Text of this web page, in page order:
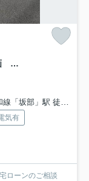
知多郡阿久比町大字宮津字小廻間 全3区画 E-8区画
「坂部」駅 徒歩18分
気有
ローンのご相談